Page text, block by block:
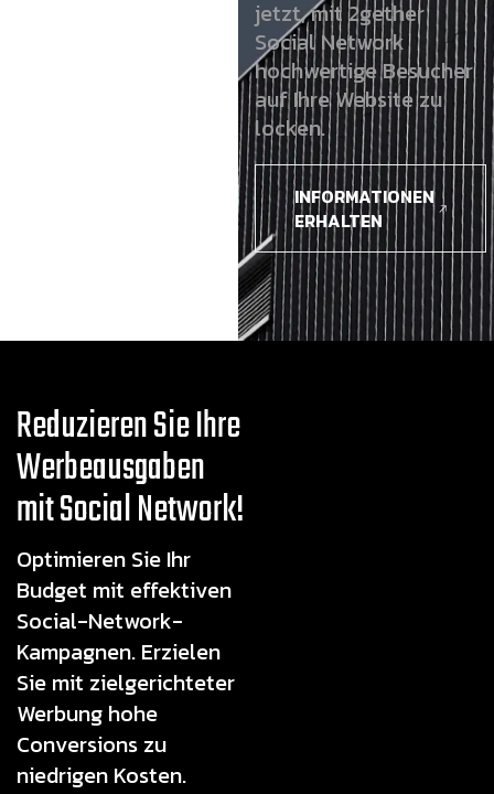
jetzt, mit 2gether
Social Network
hochwertige Besucher
auf Ihre Website zu
locken.
INFORMATIONEN
ERHALTEN
Reduzieren Sie Ihre
Werbeausgaben
mit Social Network!
Optimieren Sie Ihr
Budget mit effektiven
Social-Network-
Kampagnen. Erzielen
Sie mit zielgerichteter
Werbung hohe
Conversions zu
niedrigen Kosten.